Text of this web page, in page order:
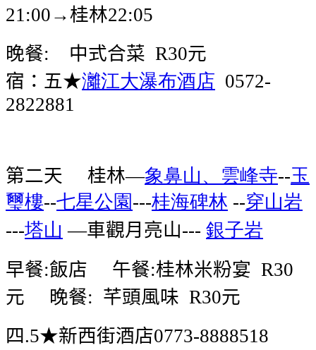
21:00 →桂林22:05
晚餐: 中式合菜 R30元
宿：五★灕江大瀑布酒店 0572-
2822881
第二天 桂林—象鼻山、雲峰寺--玉
璽樓--七星公園---桂海碑林 --穿山岩
---塔山 —車觀月亮山--- 銀子岩
早餐:飯店 午餐:桂林米粉宴 R30
元 晚餐: 芊頭風味 R30元
四.5★新西街酒店0773-8888518